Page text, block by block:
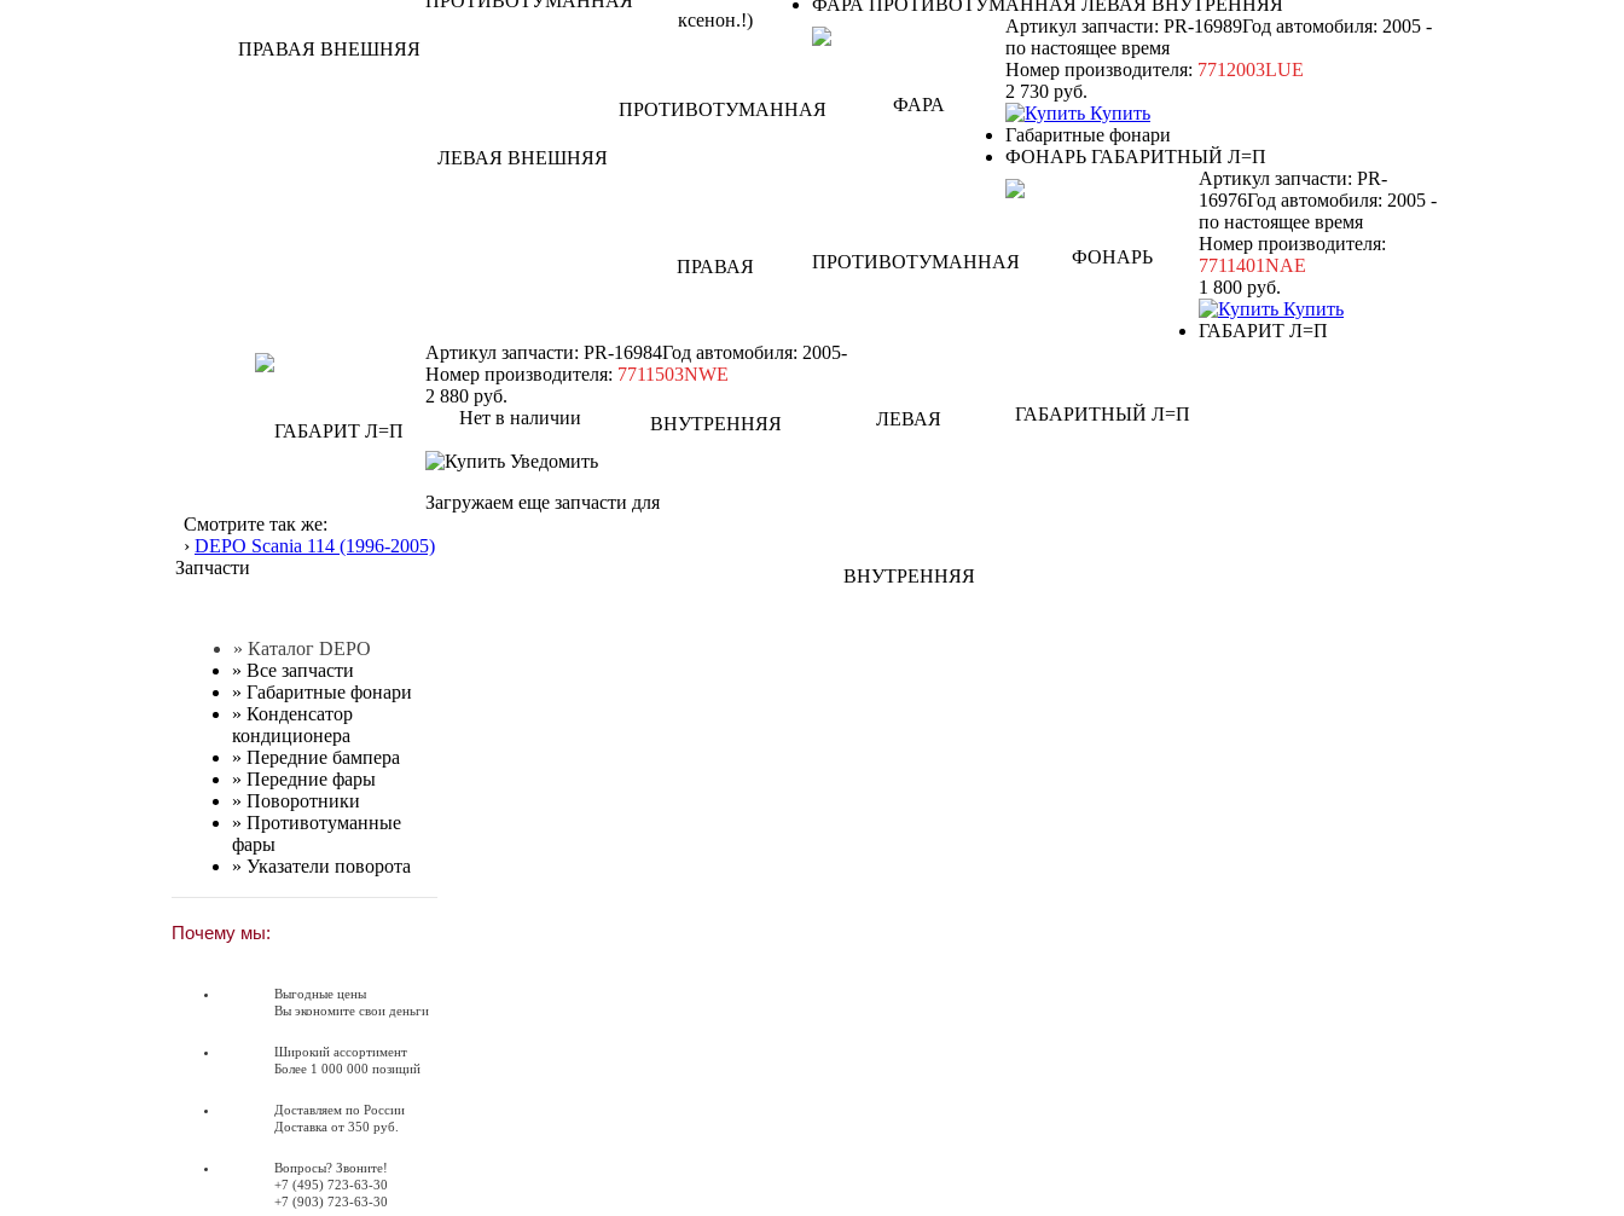
Артикул запчасти: PR-16989Год автомобиля: 2005 -
по настоящее время
Номер производителя: 7712003LUE
2 730 руб.
Купить
Габаритные фонари
ФОНАРЬ ГАБАРИТНЫЙ Л=П
Артикул запчасти: PR-
16976Год автомобиля: 2005 -
по настоящее время
Номер производителя:
7711401NAE
1 800 руб.
Купить
ГАБАРИТ Л=П
Артикул запчасти: PR-16984Год автомобиля: 2005-
Номер производителя: 7711503NWE
2 880 руб.
Нет в наличии
Уведомить
Загружаем еще запчасти для
Смотрите так же:
› DEPO Scania 114 (1996-2005)
Запчасти
» Каталог DEPO
» Все запчасти
» Габаритные фонари
» Конденсатор
кондиционера
» Передние бампера
» Передние фары
» Поворотники
» Противотуманные
фары
» Указатели поворота
Почему мы:
Выгодные цены
Вы экономите свои деньги
Широкий ассортимент
Более 1 000 000 позиций
Доставляем по России
Доставка от 350 руб.
Вопросы? Звоните!
+7 (495) 723-63-30
+7 (903) 723-63-30